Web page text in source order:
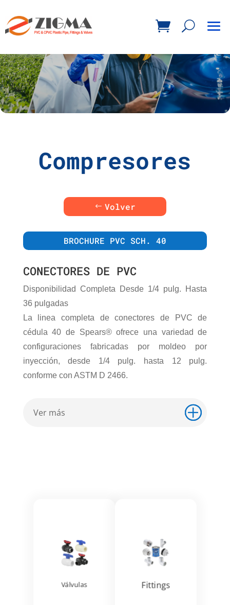
Compresores
Volver
BROCHURE PVC SCH. 40
CONECTORES DE PVC
Disponibilidad Completa Desde 1/4 pulg. Hasta
36 pulgadas
La linea completa de conectores de PVC de
cédula 40 de Spears® ofrece una variedad de
configuraciones fabricadas por moldeo por
inyección, desde 1/4 pulg. hasta 12 pulg.
conforme con ASTM D 2466.
Ver más
Válvulas

Ver más
Fittings

Ver más